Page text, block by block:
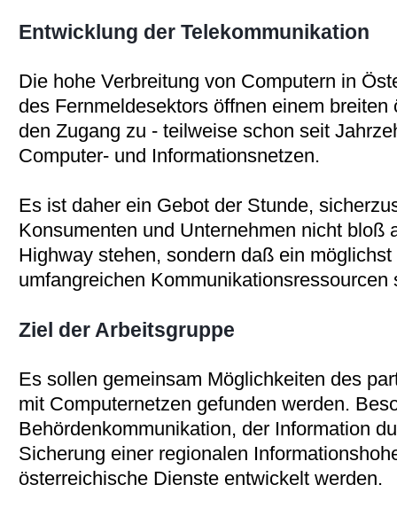
Entwicklung der Telekommunikation
Die hohe Verbreitung von Computern in
des Fernmeldesektors öffnen einem
den Zugang zu - teilweise schon seit
Computer- und Informationsnetzen.
Es ist daher ein Gebot der Stunde,
Konsumenten und Unternehmen nicht bloß
Highway stehen, sondern daß ein
umfangreichen Kommunikationsressourcen
Ziel der Arbeitsgruppe
Es sollen gemeinsam Möglichkeiten des
mit Computernetzen gefunden werden.
Behördenkommunikation, der Information
Sicherung einer regionalen
österreichische Dienste entwickelt werden.